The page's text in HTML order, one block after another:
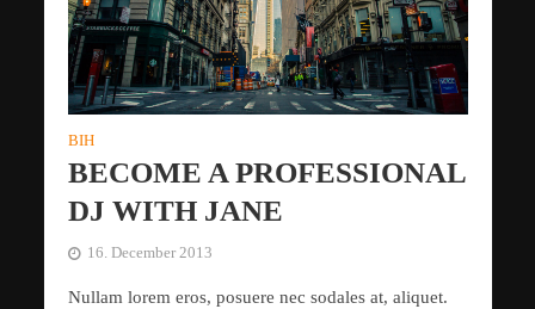
BIH
BECOME A PROFESSIONAL
DJ WITH JANE
16. December 2013
Nullam lorem eros, posuere nec sodales at, aliquet.